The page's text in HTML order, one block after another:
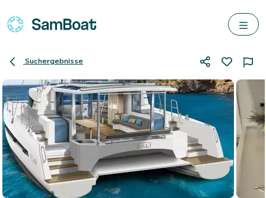
Suchergebnisse